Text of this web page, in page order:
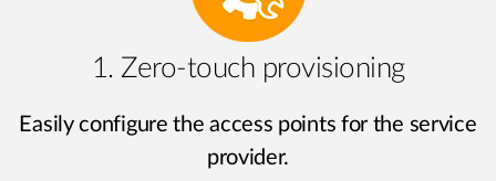
1. Zero-touch provisioning
Easily configure the access points for the service
provider.